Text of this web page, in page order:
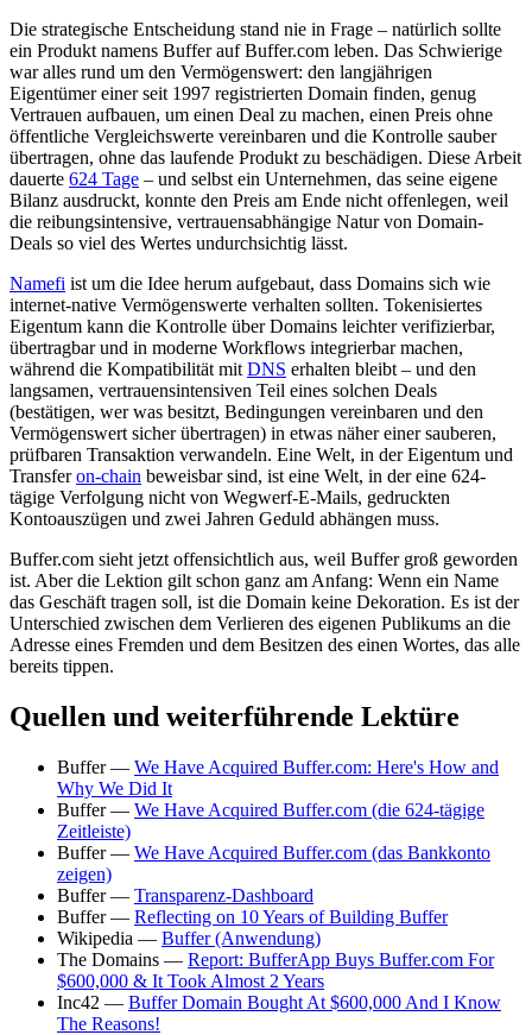
Die strategische Entscheidung stand nie in Frage – natürlich sollte
ein Produkt namens Buffer auf Buffer.com leben. Das Schwierige
war alles rund um den Vermögenswert: den langjährigen
Eigentümer einer seit 1997 registrierten Domain finden, genug
Vertrauen aufbauen, um einen Deal zu machen, einen Preis ohne
öffentliche Vergleichswerte vereinbaren und die Kontrolle sauber
übertragen, ohne das laufende Produkt zu beschädigen. Diese Arbeit
dauerte 624 Tage – und selbst ein Unternehmen, das seine eigene
Bilanz ausdruckt, konnte den Preis am Ende nicht offenlegen, weil
die reibungsintensive, vertrauensabhängige Natur von Domain-
Deals so viel des Wertes undurchsichtig lässt.
Namefi ist um die Idee herum aufgebaut, dass Domains sich wie
internet-native Vermögenswerte verhalten sollten. Tokenisiertes
Eigentum kann die Kontrolle über Domains leichter verifizierbar,
übertragbar und in moderne Workflows integrierbar machen,
während die Kompatibilität mit DNS erhalten bleibt – und den
langsamen, vertrauensintensiven Teil eines solchen Deals
(bestätigen, wer was besitzt, Bedingungen vereinbaren und den
Vermögenswert sicher übertragen) in etwas näher einer sauberen,
prüfbaren Transaktion verwandeln. Eine Welt, in der Eigentum und
Transferon-chain beweisbar sind, ist eine Welt, in der eine 624-
tägige Verfolgung nicht von Wegwerf-E-Mails, gedruckten
Kontoauszügen und zwei Jahren Geduld abhängen muss.
Buffer.com sieht jetzt offensichtlich aus, weil Buffer groß geworden
ist. Aber die Lektion gilt schon ganz am Anfang: Wenn ein Name
das Geschäft tragen soll, ist die Domain keine Dekoration. Es ist der
Unterschied zwischen dem Verlieren des eigenen Publikums an die
Adresse eines Fremden und dem Besitzen des einen Wortes, das alle
bereits tippen.
Quellen und weiterführende Lektüre
Buffer — We Have Acquired Buffer.com: Here's How and
Why We Did It
Buffer — We Have Acquired Buffer.com (die 624-tägige
Zeitleiste)
Buffer — We Have Acquired Buffer.com (das Bankkonto
zeigen)
Buffer — Transparenz-Dashboard
Buffer — Reflecting on 10 Years of Building Buffer
Wikipedia — Buffer (Anwendung)
The Domains — Report: BufferApp Buys Buffer.com For
$600,000 & It Took Almost 2 Years
Inc42 — Buffer Domain Bought At $600,000 And I Know
The Reasons!